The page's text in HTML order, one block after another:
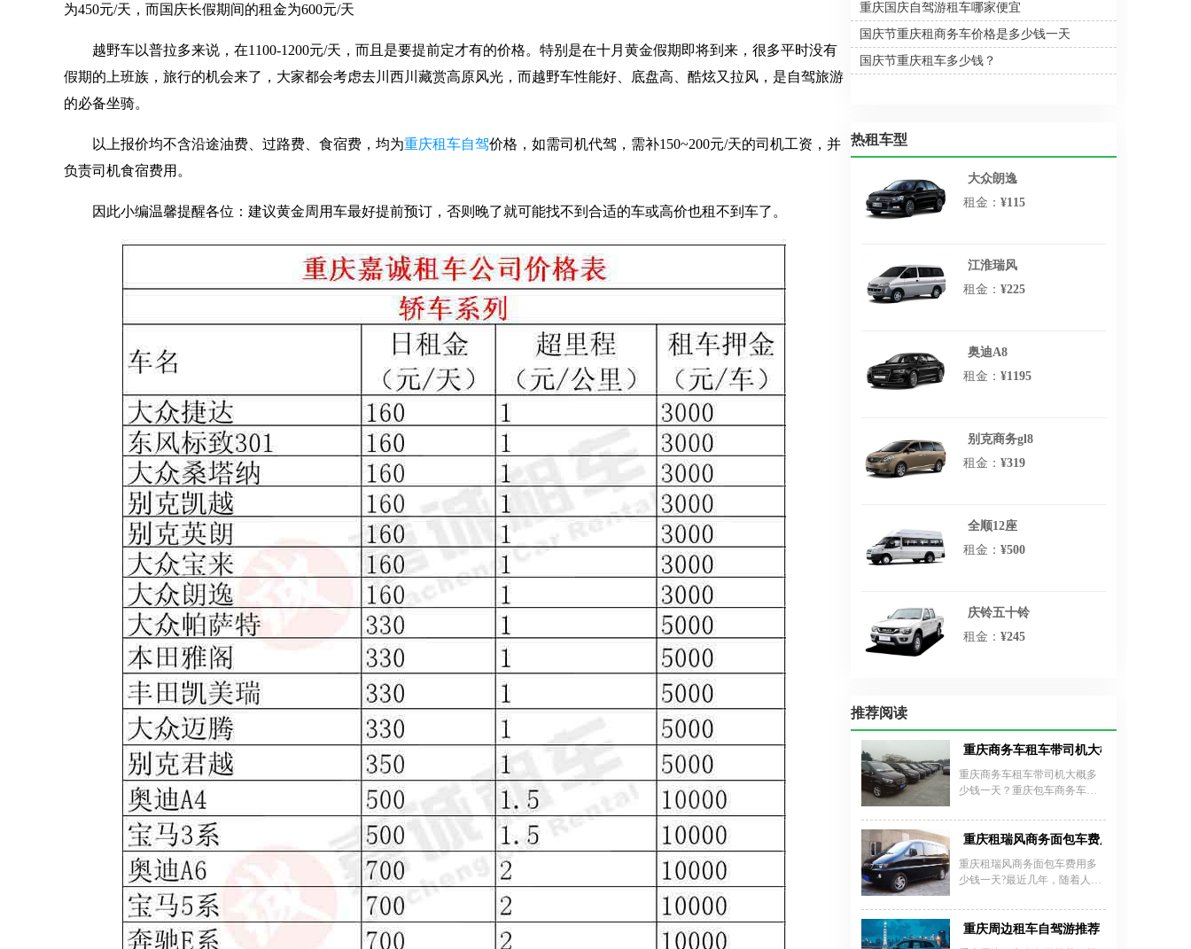
为450元/天，而国庆长假期间的租金为600元/天
越野车以普拉多来说，在1100-1200元/天，而且是要提前定才有的价格。特别是在十月黄金假期即将到来，很多平时没有
假期的上班族，旅行的机会来了，大家都会考虑去川西川藏赏高原风光，而越野车性能好、底盘高、酷炫又拉风，是自驾旅游
的必备坐骑。
以上报价均不含沿途油费、过路费、食宿费，均为重庆租车自驾价格，如需司机代驾，需补150~200元/天的司机工资，并
负责司机食宿费用。
因此小编温馨提醒各位：建议黄金周用车最好提前预订，否则晚了就可能找不到合适的车或高价也租不到车了。
重庆国庆自驾游租车哪家便宜
国庆节重庆租商务车价格是多少钱一天
国庆节重庆租车多少钱？
热租车型
大众朗逸
租金： ¥115
江淮瑞风
租金： ¥225
奥迪A8
租金： ¥1195
别克商务gl8
租金： ¥319
全顺12座
租金： ¥500
庆铃五十铃
租金： ¥245
推荐阅读
重庆商务车租车带司机大概多少钱一天？
重庆商务车租车带司机大概多
少钱一天？重庆包车商务车带
行业可以算得上是比较火爆的
行业了。从重庆分布的租车公
便可以看出，各行业用车的广
泛，才得以促成如今上百家的
用车还是会展租车，又或是公
重庆租瑞风商务面包车费用
重庆租瑞风商务面包车费用多
少钱一天?最近几年，随着人们
行的朋友越来越多，以至租车
公司的发展很快，给人们的出
重庆周边租车自驾游推荐